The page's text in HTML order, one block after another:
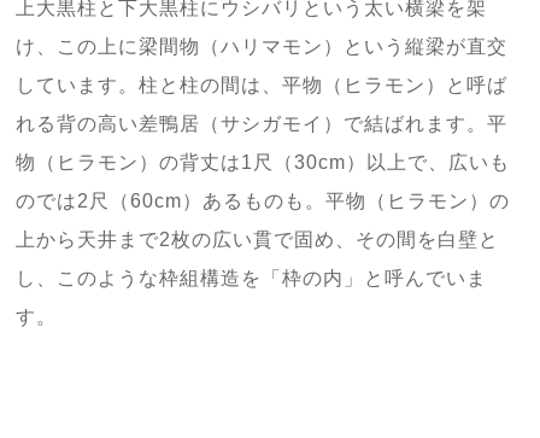
上大黒柱と下大黒柱にウシバリという太い横梁を架
け、この上に梁間物（ハリマモン）という縦梁が直交
しています。柱と柱の間は、平物（ヒラモン）と呼ば
れる背の高い差鴨居（サシガモイ）で結ばれます。平
物（ヒラモン）の背丈は1尺（30cm）以上で、広いも
のでは2尺（60cm）あるものも。平物（ヒラモン）の
上から天井まで2枚の広い貫で固め、その間を白壁と
し、このような枠組構造を「枠の内」と呼んでいま
す。